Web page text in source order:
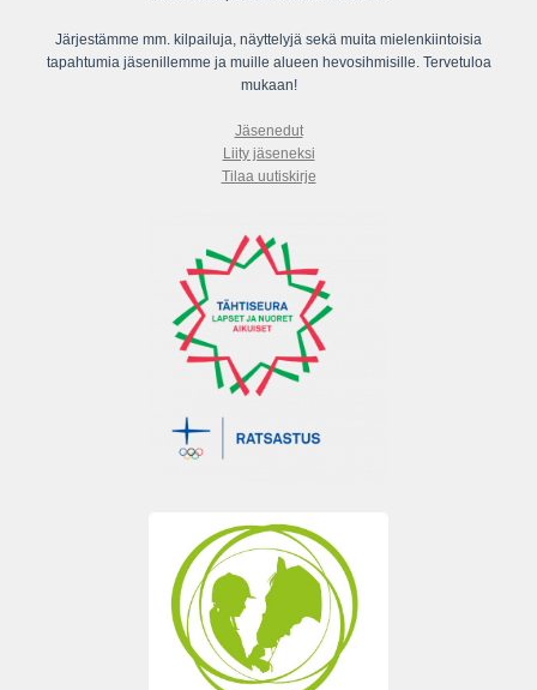
Järjestämme mm. kilpailuja, näyttelyjä sekä muita mielenkiintoisia
tapahtumia jäsenillemme ja muille alueen hevosihmisille. Tervetuloa
mukaan!
Jäsenedut
Liity jäseneksi
Tilaa uutiskirje